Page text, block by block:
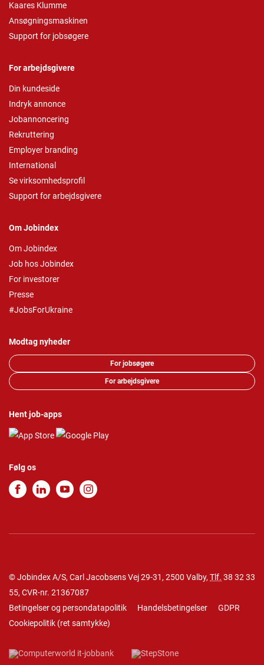
Kaares Klumme
Ansøgningsmaskinen
Support for jobsøgere
For arbejdsgivere
Din kundeside
Indryk annonce
Jobannoncering
Rekruttering
Employer branding
International
Se virksomhedsprofil
Support for arbejdsgivere
Om Jobindex
Om Jobindex
Job hos Jobindex
For investorer
Presse
#JobsForUkraine
Modtag nyheder
For jobsøgere
For arbejdsgivere
Hent job-apps
Følg os
© Jobindex A/S, Carl Jacobsens Vej 29-31, 2500 Valby, Tlf. 38 32 33
55, CVR-nr. 21367087
Betingelser og persondatapolitik
Handelsbetingelser
GDPR
Cookiepolitik (ret samtykke)